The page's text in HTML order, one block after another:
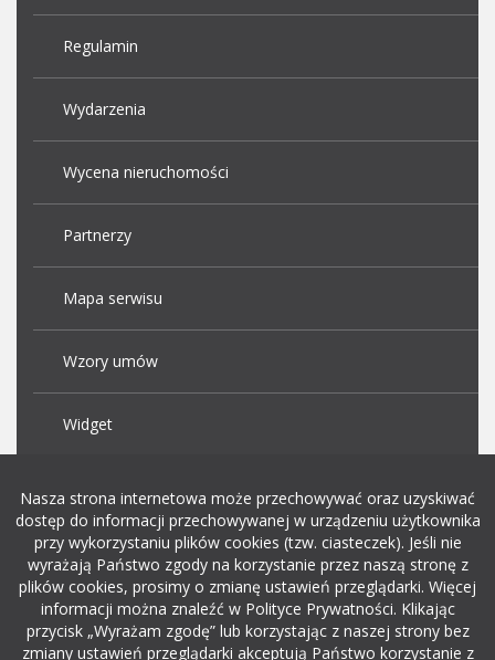
Regulamin
Wydarzenia
Wycena nieruchomości
Partnerzy
Mapa serwisu
Wzory umów
Widget
Dodaj ogłoszenie o pracę
rekrutacja w it
Nasza strona internetowa może przechowywać oraz uzyskiwać
dostęp do informacji przechowywanej w urządzeniu użytkownika
przy wykorzystaniu plików cookies (tzw. ciasteczek). Jeśli nie
wyrażają Państwo zgody na korzystanie przez naszą stronę z
plików cookies, prosimy o zmianę ustawień przeglądarki. Więcej
informacji można znaleźć w Polityce Prywatności. Klikając
przycisk „Wyrażam zgodę” lub korzystając z naszej strony bez
zmiany ustawień przeglądarki akceptują Państwo korzystanie z